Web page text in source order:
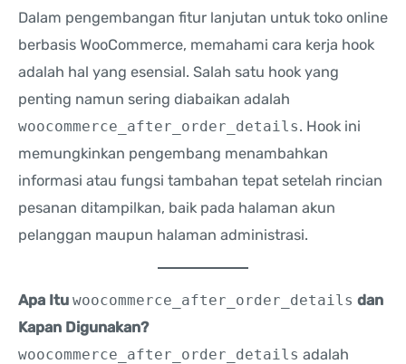
Dalam pengembangan fitur lanjutan untuk toko online
berbasis WooCommerce, memahami cara kerja hook
adalah hal yang esensial. Salah satu hook yang
penting namun sering diabaikan adalah
woocommerce_after_order_details. Hook ini
memungkinkan pengembang menambahkan
informasi atau fungsi tambahan tepat setelah rincian
pesanan ditampilkan, baik pada halaman akun
pelanggan maupun halaman administrasi.
Apa Itu woocommerce_after_order_details dan
Kapan Digunakan?
woocommerce_after_order_details adalah